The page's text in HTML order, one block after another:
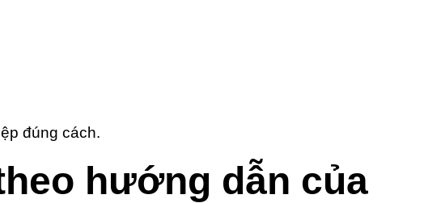
đúng cách.
hướng dẫn của